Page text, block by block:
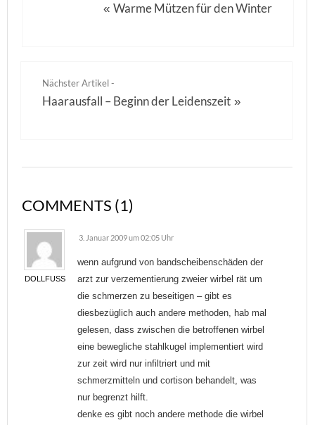
«Warme Mützen für den Winter
Nächster Artikel -
Haarausfall – Beginn der Leidenszeit »
COMMENTS (1)
DOLLFUSS
3. Januar 2009 um 02:05 Uhr
wenn aufgrund von bandscheibenschäden der
arzt zur verzementierung zweier wirbel rät um
die schmerzen zu beseitigen – gibt es
diesbezüglich auch andere methoden, hab mal
gelesen, dass zwischen die betroffenen wirbel
eine bewegliche stahlkugel implementiert wird
zur zeit wird nur infiltriert und mit
schmerzmitteln und cortison behandelt, was
nur begrenzt hilft.
denke es gibt noch andere methode die wirbel